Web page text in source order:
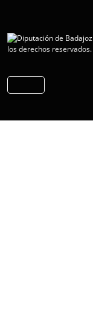
los derechos reservados.